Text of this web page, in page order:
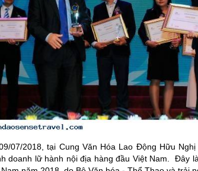
07/2018, tại Cung Văn Hóa Lao Động Hữu
doanh lữ hành nội địa hàng đầu Việt Nam. Đây